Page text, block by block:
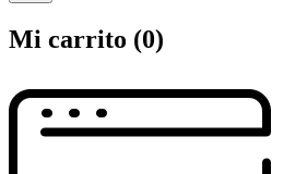
Mi carrito (0)